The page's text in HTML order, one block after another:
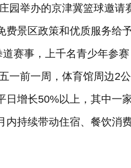
园举办的京津冀篮球邀请
景区政策和优质服务给
赛事，上千名青少年参
一前一周，体育馆周边2
增长50%以上，其中一
持续带动住宿、餐饮消